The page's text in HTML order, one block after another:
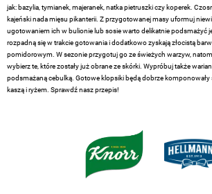
jak: bazylia, tymianek, majeranek, natka pietruszki czy koperek.
kajeński nada mięsu pikanterii. Z przygotowanej masy uformuj
ugotowaniem ich w bulionie lub sosie warto delikatnie podsmażyć
rozpadną się w trakcie gotowania i dodatkowo zyskają złocistą
pomidorowym. W sezonie przygotuj go ze świeżych warzyw,
wybierz te, które zostały już obrane ze skórki. Wypróbuj także
podsmażaną cebulką. Gotowe klopsiki będą dobrze komponowały
kaszą i ryżem. Sprawdź nasz przepis!